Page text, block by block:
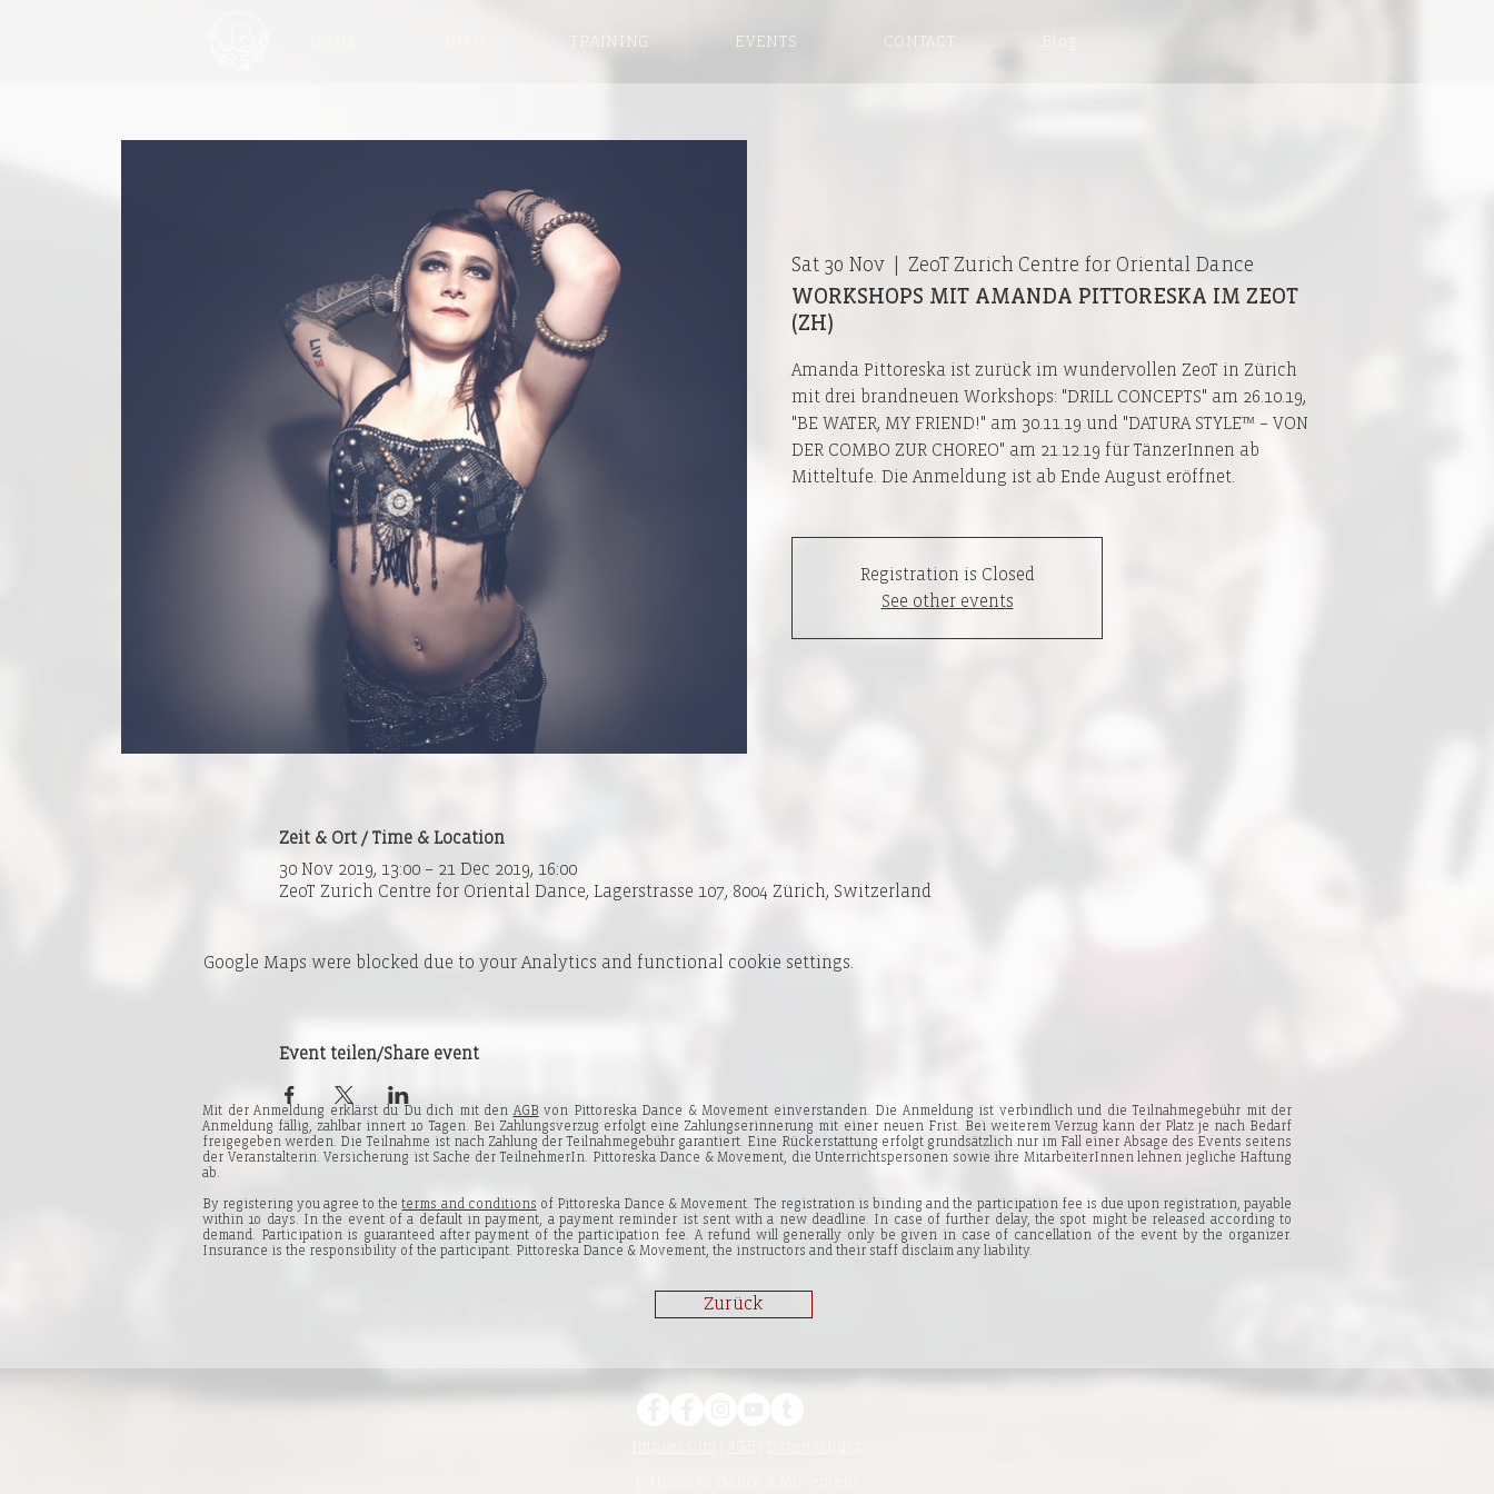
TRAINING EVENTS CONTACT
Sat 30 Nov ZeoT Zurich Centre for Oriental Dance
WORKSHOPS MIT AMANDA PITTORESKA IM ZEOT
(ZH)
Amanda Pittoreska ist zurück im wundervollen ZeoT in Zürich
mit drei brandneuen Workshops: "DRILL CONCEPTS" am 26.10.19,
"BE WATER, MY FRIEND!" am 30.11.19 und "DATURA STYLE™ – VON
DER COMBO ZUR CHOREO" am 21.12.19 für TänzerInnen ab
Mitteltufe. Die Anmeldung ist ab Ende August eröffnet.
Registration is Closed
See other events
Zeit & Ort / Time & Location
30 Nov 2019, 13:00 – 21 Dec 2019, 16:00
ZeoT Zurich Centre for Oriental Dance, Lagerstrasse 107, 8004 Zürich, Switzerland
Google Maps were blocked due to your Analytics and functional cookie settings.
Event teilen/Share event
Mit der Anmeldung erklärst du Du dich mit den AGB von Pittoreska Dance & Movement einverstanden. Die Anmeldung ist verbindlich und die Teilnahmegebühr mit der
Anmeldung fällig, zahlbar innert 10 Tagen. Bei Zahlungsverzug erfolgt eine Zahlungserinnerung mit einer neuen Frist. Bei weiterem Verzug kann der Platz je nach Bedarf
freigegeben werden. Die Teilnahme ist nach Zahlung der Teilnahmegebühr garantiert. Eine Rückerstattung erfolgt grundsätzlich nur im Fall einer Absage des Events seitens
der Veranstalterin. Versicherung ist Sache der TeilnehmerIn. Pittoreska Dance & Movement, die Unterrichtspersonen sowie ihre MitarbeiterInnen lehnen jegliche Haftung
ab.
By registering you agree to theterms and conditions of Pittoreska Dance & Movement. The registration is binding and the participation fee is due upon registration, payable
within 10 days. In the event of a default in payment, a payment reminder ist sent with a new deadline. In case of further delay, the spot might be released according to
demand. Participation is guaranteed after payment of the participation fee. A refund will generally only be given in case of cancellation of the event by the organizer.
Insurance is the responsibility of the participant. Pittoreska Dance & Movement, the instructors and their staff disclaim any liability.
Zurück